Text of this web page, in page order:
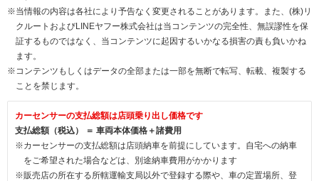
※当情報の内容は各社により予告なく変更されることがあります。また、(株)リ
クルートおよびLINEヤフー株式会社は当コンテンツの完全性、無誤謬性を保
証するものではなく、当コンテンツに起因するいかなる損害の責も負いかね
ます。
※コンテンツもしくはデータの全部または一部を無断で転写、転載、複製する
ことを禁じます。
カーセンサーの支払総額は店頭乗り出し価格です
支払総額（税込） ＝ 車両本体価格＋諸費用
※カーセンサーの支払総額は店頭納車を前提にしています。自宅への納車
をご希望された場合などは、別途納車費用がかかります
※販売店の所在する所轄運輸支局以外で登録する際や、車の定置場所、登